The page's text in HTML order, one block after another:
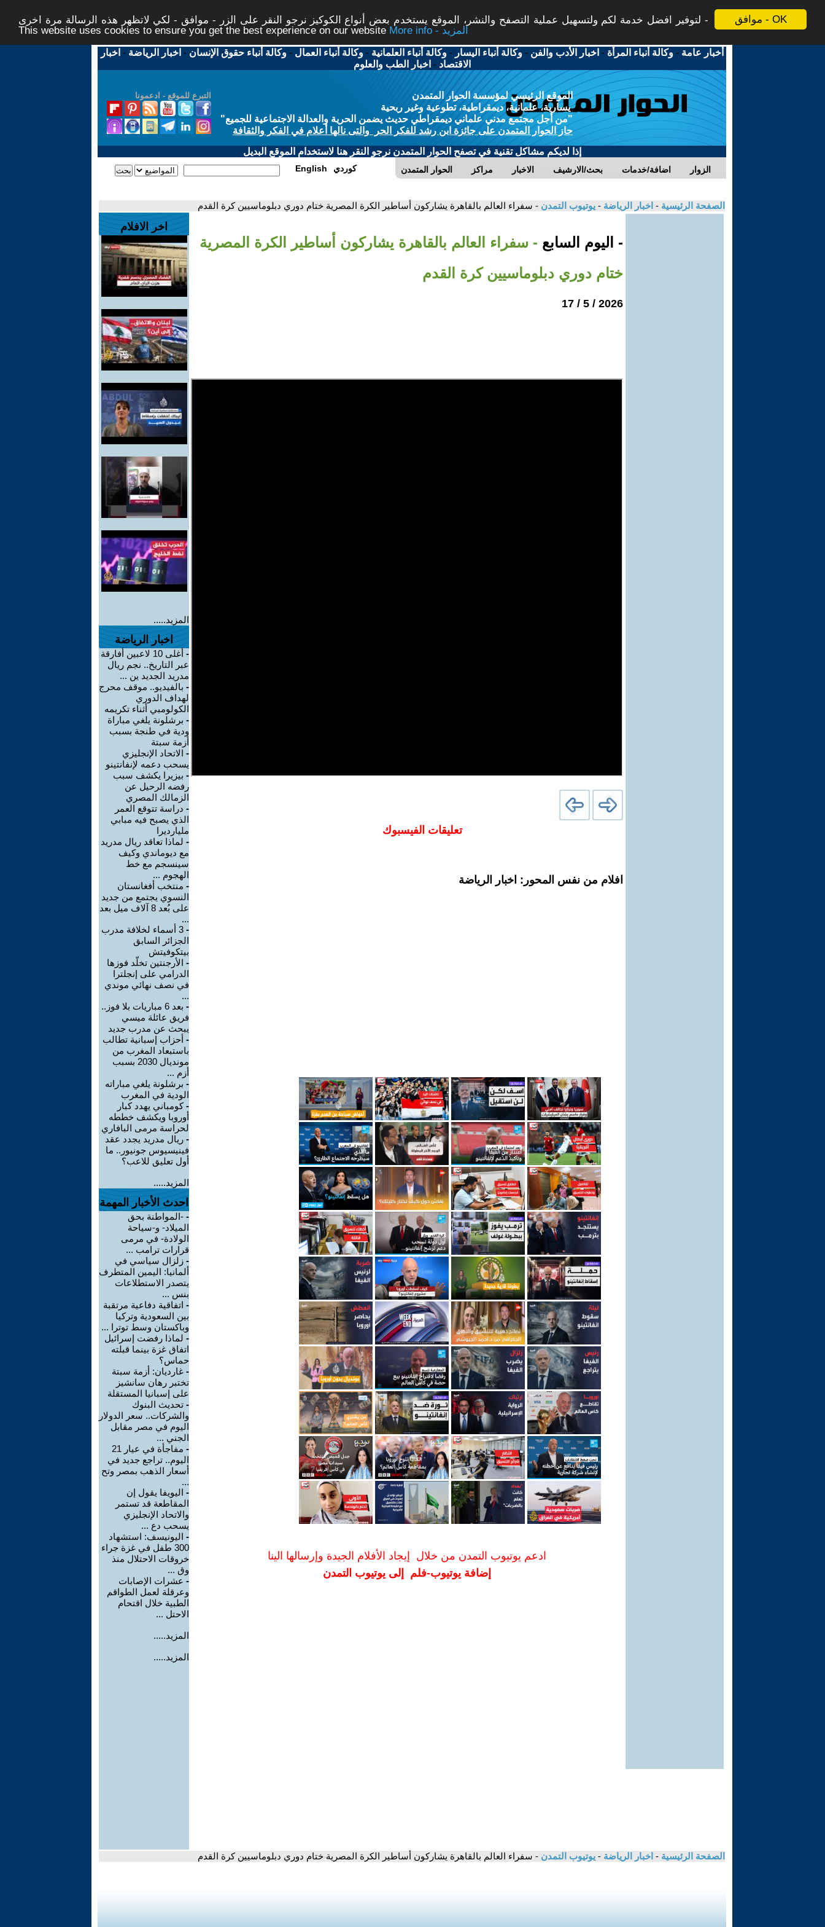
موافق - OK
لتوفير افضل خدمة لكم ولتسهيل عملية التصفح والنشر، الموقع يستخدم بعض أنواع الكوكيز نرجو النقر على الزر - موافق - لكي لاتظهر هذه الرسالة مرة اخرى -
This website uses cookies to ensure you get the best experience on our website
More info - المزيد
أخبار عامة -وكالة أنباء المرأة - اخبار الأدب والفن -وكالة أنباء اليسار -وكالة أنباء العلمانية -وكالة أنباء العمال -وكالة أنباء حقوق الإنسان - اخبار الرياضة - اخبار
الاقتصاد - اخبار الطب والعلوم
التبرع للموقع - ادعمونا
الموقع الرئيسي لمؤسسة الحوار المتمدن
يسارية، علمانية، ديمقراطية، تطوعية وغير ربحية
"من أجل مجتمع مدني علماني ديمقراطي حديث يضمن الحرية والعدالة الاجتماعية للجميع"
حاز الحوار المتمدن على جائزة ابن رشد للفكر الحر والتى نالها أعلام في الفكر والثقافة
إذا لديكم مشاكل تقنية في تصفح الحوار المتمدن نرجو النقر هنا لاستخدام الموقع البديل
الحوار المتمدن مراكز الاخبار بحث/الارشيف اضافة/خدمات الزوار English كوردي
الصفحة الرئيسية - اخبار الرياضة - يوتيوب التمدن - سفراء العالم بالقاهرة يشاركون أساطير الكرة المصرية ختام دوري دبلوماسيين كرة القدم
- اليوم السابع - سفراء العالم بالقاهرة يشاركون أساطير الكرة المصرية
ختام دوري دبلوماسيين كرة القدم
2026 / 5 / 17
تعليقات الفيسبوك
افلام من نفس المحور: اخبار الرياضة
ادعم يوتيوب التمدن من خلال إيجاد الأفلام الجيدة وإرسالها الينا
إضافة يوتيوب-فلم إلى يوتيوب التمدن
اخر الافلام
المزيد.....
اخبار الرياضة
-
أغلى 10 لاعبين أفارقة
عبر التاريخ.. نجم ريال
مدريد الجديد ين ...
- بالفيديو.. موقف محرج
لهداف الدوري
الكولومبي أثناء تكريمه
- برشلونة يلغي مباراة
ودية في طنجة بسبب
أزمة سبتة
- الاتحاد الإنجليزي
يسحب دعمه لإنفانتينو
- بيزيرا يكشف سبب
رفضه الرحيل عن
الزمالك المصري
- دراسة تتوقع العمر
الذي يصبح فيه مبابي
مليارديرا
- لماذا تعاقد ريال مدريد
مع ديوماندي وكيف
سينسجم مع خط
الهجوم ...
- منتخب أفغانستان
النسوي يجتمع من جديد
على بُعد 8 آلاف ميل بعد
...
-
3 أسماء لخلافة مدرب
الجزائر السابق
بيتكوفيتش
- الأرجنتين تخلّد فوزها
الدرامي على إنجلترا
في نصف نهائي موندي
...
-
بعد 6 مباريات بلا فوز..
فريق عائلة ميسي
يبحث عن مدرب جديد
- أحزاب إسبانية تطالب
باستبعاد المغرب من
مونديال 2030 بسبب
أزم ...
- برشلونة يلغي مباراته
الودية في المغرب
-كومباني يهدد كبار
أوروبا ويكشف خططه
لحراسة مرمى البافاري
- ريال مدريد يجدد عقد
فينيسيوس جونيور.. ما
أول تعليق للاعب؟
المزيد.....
احدث الأخبار المهمة
- -المواطنة بحق
الميلاد- و-سياحة
الولادة- في مرمى
قرارات ترامب ...
- زلزال سياسي في
ألمانيا: اليمين المتطرف
يتصدر الاستطلاعات
بنس ...
- اتفاقية دفاعية مرتقبة
بين السعودية وتركيا
وباكستان وسط توترا ...
- لماذا رفضت إسرائيل
اتفاق غزة بينما قبلته
حماس؟
- غارديان: أزمة سبتة
تختبر رهان سانشيز
على إسبانيا المستقلة
- تحديث البنوك
والشركات.. سعر الدولار
اليوم في مصر مقابل
الجني ...
-
مفاجأة في عيار 21
اليوم.. تراجع جديد في
أسعار الذهب بمصر وتح
...
- اليويفا يقول إن
المقاطعة قد تستمر
والاتحاد الإنجليزي
يسحب دع ...
- اليونيسف: استشهاد
300 طفل في غزة جراء
خروقات الاحتلال منذ
وق ...
- عشرات الإصابات
وعرقلة لعمل الطواقم
الطبية خلال اقتحام
الاحتل ...
المزيد.....
المزيد.....
الصفحة الرئيسية - اخبار الرياضة - يوتيوب التمدن - سفراء العالم بالقاهرة يشاركون أساطير الكرة المصرية ختام دوري دبلوماسيين كرة القدم